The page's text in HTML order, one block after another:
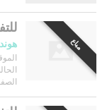
مباع